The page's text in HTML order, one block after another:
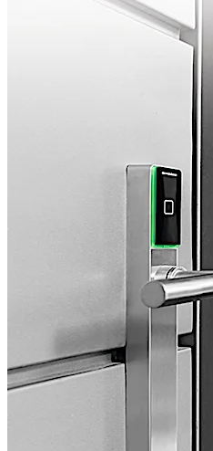
Persönliche
unnötig – Nutzer
sofort aufs Smartphone
Die
verschlüsselt. Da
verschlüsselt sind,
Komfortabel:
das Mobilfunknetz und
wie lange und wohin
Nutzerfreundlich:Dank
Technologie reicht es,
innerhalb von
Danach läuft sie im
Türen, Gates und
(digital key pro).
Zeit- und kosteneffizient:
Prozesse können Sie
Geschäftsmodelle